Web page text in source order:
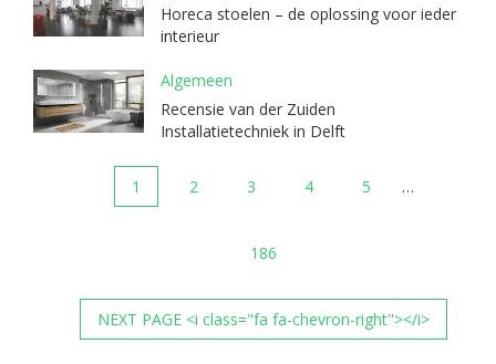
Horeca stoelen – de oplossing voor ieder
interieur
Algemeen
Recensie van der Zuiden
Installatietechniek in Delft
1 2 3 4 5 …
186
NEXT PAGE <i class="fa fa-chevron-right"></i>